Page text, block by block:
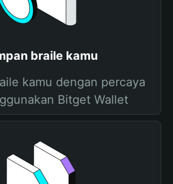
braile kamu
kamu dengan percaya
Bitget Wallet